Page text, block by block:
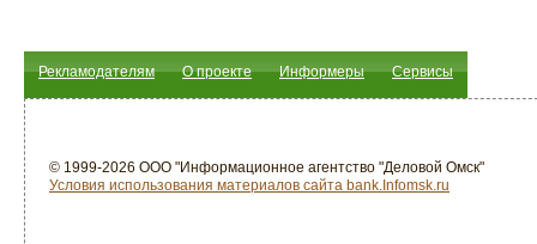
Рекламодателям О проекте Информеры Сервисы
© 1999-2026 ООО "Информационное агентство "Деловой Омск"
Условия использования материалов сайта bank.Infomsk.ru